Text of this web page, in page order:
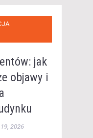
jak
objawy i
2026